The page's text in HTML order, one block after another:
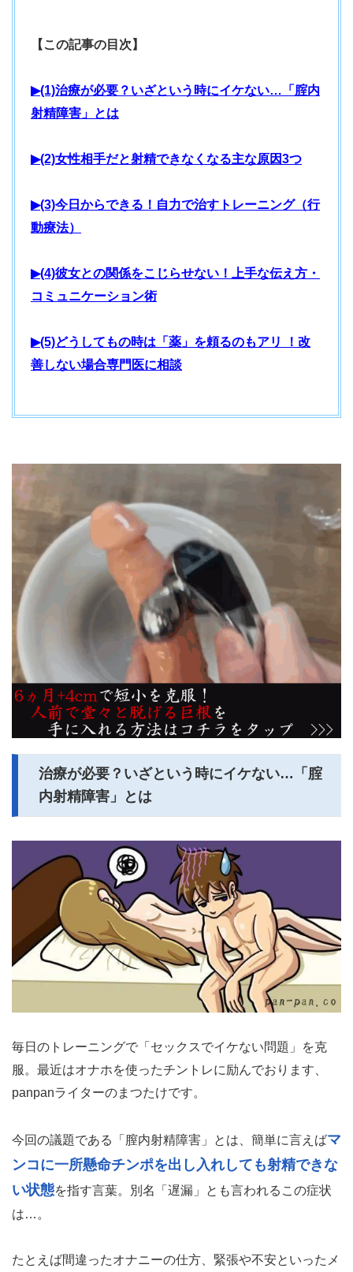
【この記事の目次】
▶(1)治療が必要？いざという時にイケない…「腟内
射精障害」とは
▶(2)女性相手だと射精できなくなる主な原因3つ
▶(3)今日からできる！自力で治すトレーニング（行
動療法）
▶(4)彼女との関係をこじらせない！上手な伝え方・
コミュニケーション術
▶(5)どうしてもの時は「薬」を頼るのもアリ ！改
善しない場合専門医に相談
治療が必要？いざという時にイケない…「腟
内射精障害」とは
毎日のトレーニングで「セックスでイケない問題」を克
服。最近はオナホを使ったチントレに励んでおります、
panpanライターのまつたけです。
今回の議題である「膣内射精障害」とは、簡単に言えばマ
ンコに一所懸命チンポを出し入れしても射精できな
い状態を指す言葉。別名「遅漏」とも言われるこの症状
は…。
たとえば間違ったオナニーの仕方、緊張や不安といったメ